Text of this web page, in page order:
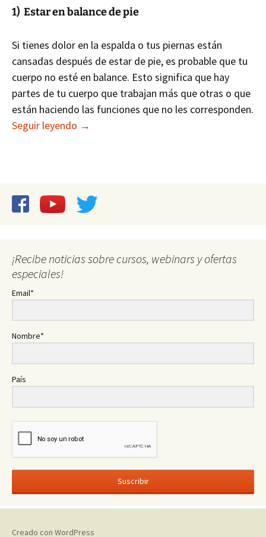
1) Estar en balance de pie
Si tienes dolor en la espalda o tus piernas están
cansadas después de estar de pie, es probable que tu
cuerpo no esté en balance. Esto significa que hay
partes de tu cuerpo que trabajan más que otras o que
están haciendo las funciones que no les corresponden.
Seguir leyendo 3 consejos para percusionistas (y otros
→
¡Recibe noticias sobre cursos, webinars y ofertas
especiales!
Email*
Nombre*
País
Suscribir
Creado con WordPress